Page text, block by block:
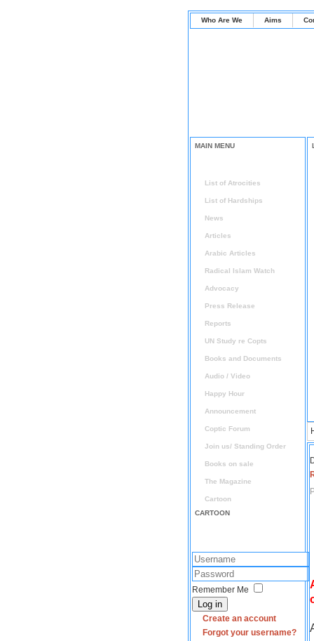
Who Are We Aims
MAIN MENU
List of Atrocities
List of Hardships
News
Articles
Arabic Articles
Radical Islam Watch
Advocacy
Press Release
Reports
UN Study re Copts
Books and Documents
Audio / Video
Happy Hour
Announcement
Coptic Forum
Join us/ Standing Order
Books on sale
The Magazine
Cartoon
CARTOON
Remember Me
Log in
Create an account
Forgot your username?